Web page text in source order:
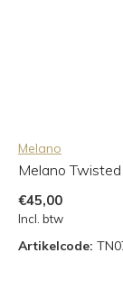
Melano
Melano
€45,00
Incl. btw
Artikelcode: